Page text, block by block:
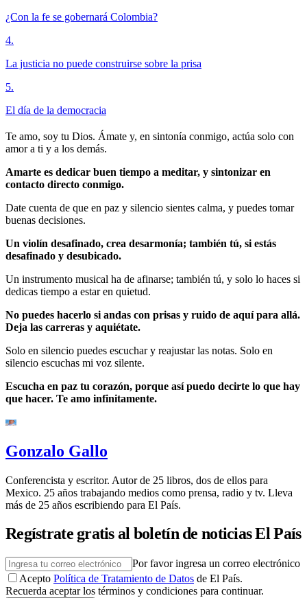
¿Con la fe se gobernará Colombia?
4.
La justicia no puede construirse sobre la prisa
5.
El día de la democracia
Te amo, soy tu Dios. Ámate y, en sintonía conmigo, actúa solo con
amor a ti y a los demás.
Amarte es dedicar buen tiempo a meditar, y sintonizar en
contacto directo conmigo.
Date cuenta de que en paz y silencio sientes calma, y puedes tomar
buenas decisiones.
Un violín desafinado, crea desarmonía; también tú, si estás
desafinado y desubicado.
Un instrumento musical ha de afinarse; también tú, y solo lo haces si
dedicas tiempo a estar en quietud.
No puedes hacerlo si andas con prisas y ruido de aquí para allá.
Deja las carreras y aquiétate.
Solo en silencio puedes escuchar y reajustar las notas. Solo en
silencio escuchas mi voz silente.
Escucha en paz tu corazón, porque así puedo decirte lo que hay
que hacer. Te amo infinitamente.
Gonzalo Gallo
Conferencista y escritor. Autor de 25 libros, dos de ellos para
Mexico. 25 años trabajando medios como prensa, radio y tv. Lleva
más de 25 años escribiendo para El País.
Regístrate gratis al boletín de noticias El País
Por favor ingresa un correo electrónico
Acepto Política de Tratamiento de Datos de El País.
Recuerda aceptar los términos y condiciones para continuar.